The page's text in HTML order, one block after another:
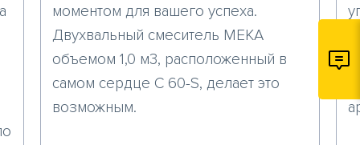
моментом для вашего успеха.
Двухвальный смеситель MEKA
объемом 1,0 м3, расположенный в
самом сердце C 60-S, делает это
возможным.